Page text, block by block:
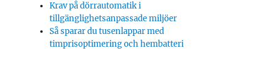
Krav på dörrautomatik i
tillgänglighetsanpassade miljöer
Så sparar du tusenlappar med
timprisoptimering och hembatteri